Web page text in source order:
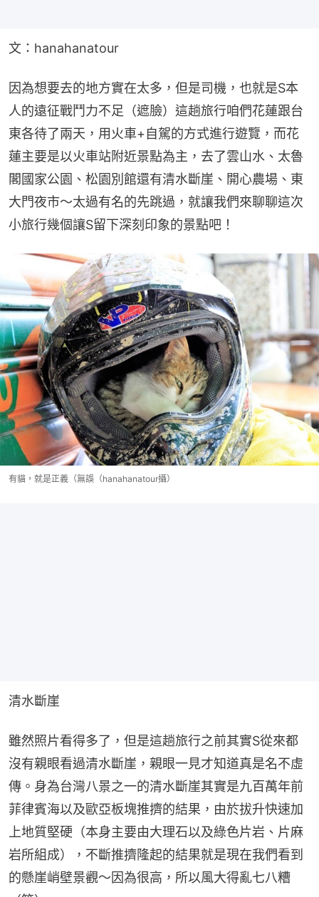
文：hanahanatour
因為想要去的地方實在太多，但是司機，也就是S本
人的遠征戰鬥力不足（遮臉）這趟旅行咱們花蓮跟台
東各待了兩天，用火車+自駕的方式進行遊覽，而花
蓮主要是以火車站附近景點為主，去了雲山水、太魯
閣國家公園、松園別館還有清水斷崖、開心農場、東
大門夜市～太過有名的先跳過，就讓我們來聊聊這次
小旅行幾個讓S留下深刻印象的景點吧！
有貓，就是正義（無誤（hanahanatour攝）
清水斷崖
雖然照片看得多了，但是這趟旅行之前其實S從來都
沒有親眼看過清水斷崖，親眼一見才知道真是名不虛
傳。身為台灣八景之一的清水斷崖其實是九百萬年前
菲律賓海以及歐亞板塊推擠的結果，由於拔升快速加
上地質堅硬（本身主要由大理石以及綠色片岩、片麻
岩所組成），不斷推擠隆起的結果就是現在我們看到
的懸崖峭壁景觀～因為很高，所以風大得亂七八糟